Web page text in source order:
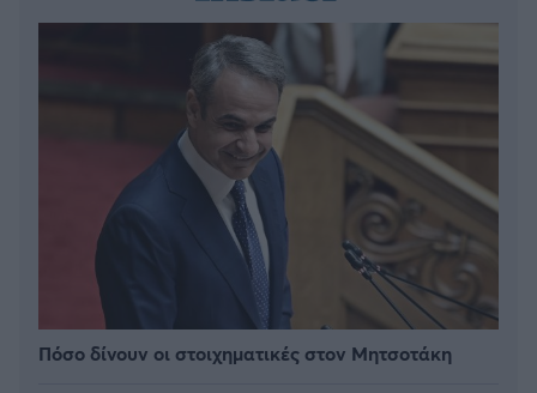
Πόσο δίνουν οι στοιχηματικές στον Μητσοτάκη